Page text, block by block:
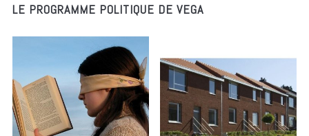
LE PROGRAMME POLITIQUE DE VEGA